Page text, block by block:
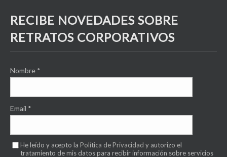
RECIBE NOVEDADES SOBRE
RETRATOS CORPORATIVOS
Nombre *
Email *
He leído y acepto la Política de Privacidad y autorizo el
tratamiento de mis datos para recibir información sobre servicios